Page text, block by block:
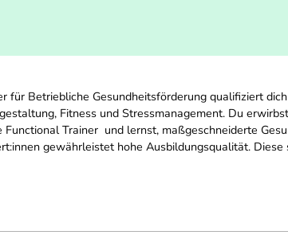
für Betriebliche Gesundheitsförderung qualifiziert
Fitness und Stressmanagement. Du
Trainer  und lernst, maßgeschneiderte
gewährleistet hohe Ausbildungsqualität.